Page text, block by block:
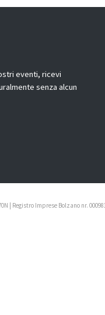
eventi, ricevi
senza alcun
| Registro Imprese Bolzano nr.